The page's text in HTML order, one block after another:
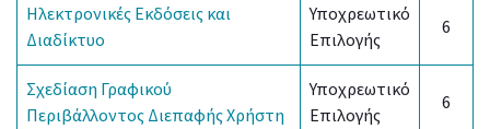
Ηλεκτρονικές Εκδόσεις και
Διαδίκτυο
Υποχρεωτικό
Επιλογής
6
Σχεδίαση Γραφικού
Περιβάλλοντος Διεπαφής Χρήστη
Υποχρεωτικό
Επιλογής
6